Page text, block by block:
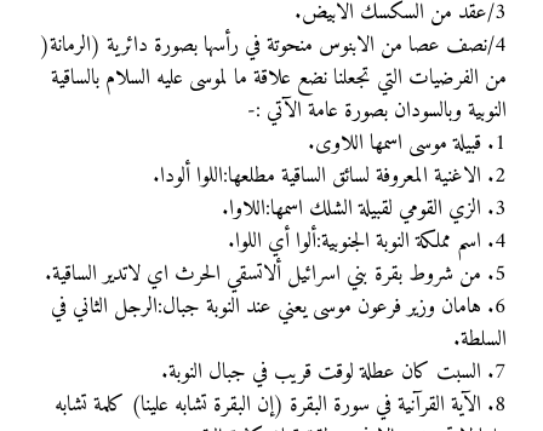
3/عقد من السكسك الابيض.
4/نصف عصا من الابنوس منحوتة في رأسها بصورة دائرية (الرمانة(
من الفرضيات التي تجعلنا نضع علاقة ما لموسى عليه السلام بالساقية
النوبية وبالسودان بصورة عامة الآتي :-
1. قبيلة موسى اسمها اللاوى.
2. الاغنية المعروفة لسائق الساقية مطلعها:اللوا ألودا.
3. الزي القومي لقبيلة الشلك اسمها:اللاوا.
4. اسم مملكة النوبة الجنوبية:ألوا أي اللوا.
5. من شروط بقرة بني اسرائيل ألاتسقي الحرث اي لاتدير الساقية.
6. هامان وزير فرعون موسى يعني عند النوبة جبال:الرجل الثاني في
السلطة.
7. السبت كان عطلة لوقت قريب في جبال النوبة.
8. الآية القرآنية في سورة البقرة (إن البقرة تشابه علينا) كلمة تشابه